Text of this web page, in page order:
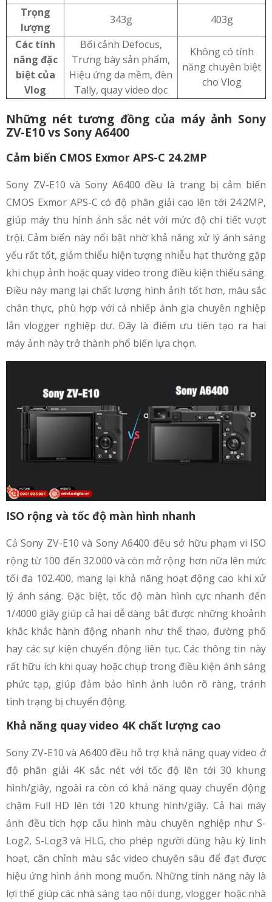
Trọng
lượng
343g
403g
Các tính
năng đặc
biệt của
Vlog
Bối cảnh Defocus,
Trưng bày sản phẩm,
Hiệu ứng da mềm, đèn
Tally, quay video dọc
Không có tính
năng chuyên biệt
cho Vlog
Những nét tương đồng của máy ảnh Sony
ZV-E10 vs Sony A6400
Cảm biến CMOS Exmor APS-C 24.2MP
Sony ZV-E10 và Sony A6400 đều là trang bị cảm biến
CMOS Exmor APS-C có độ phân giải cao lên tới 24.2MP,
giúp máy thu hình ảnh sắc nét với mức độ chi tiết vượt
trội. Cảm biến này nổi bật nhờ khả năng xử lý ánh sáng
yếu rất tốt, giảm thiểu hiện tượng nhiễu hạt thường gặp
khi chụp ảnh hoặc quay video trong điều kiện thiếu sáng.
Điều này mang lại chất lượng hình ảnh tốt hơn, màu sắc
chân thực, phù hợp với cả nhiếp ảnh gia chuyên nghiệp
lẫn vlogger nghiệp dư. Đây là điểm ưu tiên tạo ra hai
máy ảnh này trở thành phổ biến lựa chọn.
ISO rộng và tốc độ màn hình nhanh
Cả Sony ZV-E10 và Sony A6400 đều sở hữu phạm vi ISO
rộng từ 100 đến 32.000 và còn mở rộng hơn nữa lên mức
tối đa 102.400, mang lại khả năng hoạt động cao khi xử
lý ánh sáng. Đặc biệt, tốc độ màn hình cực nhanh đến
1/4000 giây giúp cả hai dễ dàng bắt được những khoảnh
khắc khắc hành động nhanh như thể thao, đường phố
hay các sự kiện chuyển động liên tục. Các thông tin này
rất hữu ích khi quay hoặc chụp trong điều kiện ánh sáng
phức tạp, giúp đảm bảo hình ảnh luôn rõ ràng, tránh
tình trạng bị chuyển động.
Khả năng quay video 4K chất lượng cao
Sony ZV-E10 và A6400 đều hỗ trợ khả năng quay video ở
độ phân giải 4K sắc nét với tốc độ lên tới 30 khung
hình/giây, ngoài ra còn có khả năng quay chuyển động
chậm Full HD lên tới 120 khung hình/giây. Cả hai máy
ảnh đều tích hợp cấu hình màu chuyên nghiệp như S-
Log2, S-Log3 và HLG, cho phép người dùng hậu kỳ linh
hoạt, cân chỉnh màu sắc video chuyên sâu để đạt được
hiệu ứng hình ảnh mong muốn. Những tính năng này là
lợi thế giúp các nhà sáng tạo nội dung, vlogger hoặc nhà